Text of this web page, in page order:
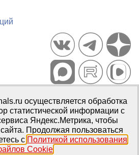
PsyJournals.ru, 2007–2026
СМИЭл № ФС77-66447 от 14 июля
осуществляется обработка
статистической информации с
Яндекс.Метрика, чтобы
Продолжая пользоваться
с Политикой использования
Cookie.